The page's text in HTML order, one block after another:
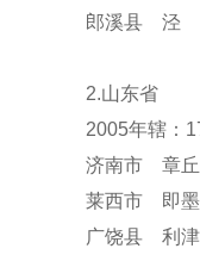
郎溪县 泾
2.山东省
2005年辖：
济南市 章
莱西市 即
广饶县 利